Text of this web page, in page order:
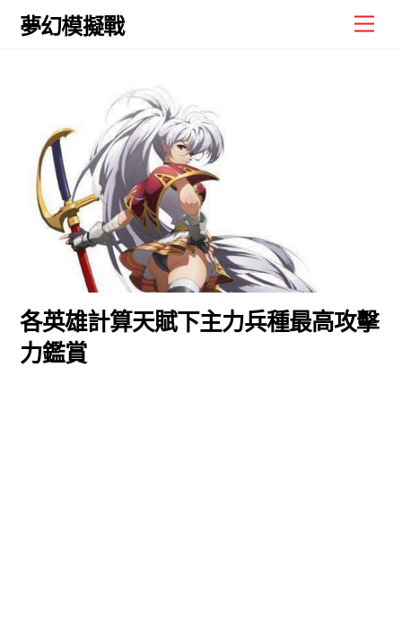
Skip
夢幻模擬戰
各英雄計算天賦下主力兵種最高攻擊
力鑑賞